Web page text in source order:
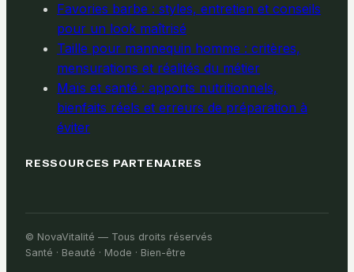
Favories barbe : styles, entretien et conseils
pour un look maîtrisé
Taille pour mannequin homme : critères,
mensurations et réalités du métier
Maïs et santé : apports nutritionnels,
bienfaits réels et erreurs de préparation à
éviter
RESSOURCES PARTENAIRES
© NovaVitalité — Tous droits réservés
Santé · Beauté · Mode · Bien-être